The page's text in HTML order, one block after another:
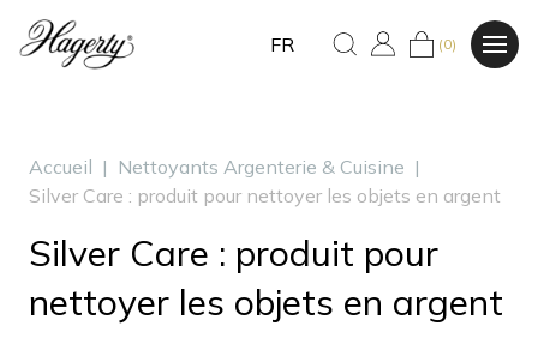
FR (0)
Accueil | Nettoyants Argenterie & Cuisine |
Silver Care : produit pour nettoyer les objets en argent
Silver Care : produit pour
nettoyer les objets en argent